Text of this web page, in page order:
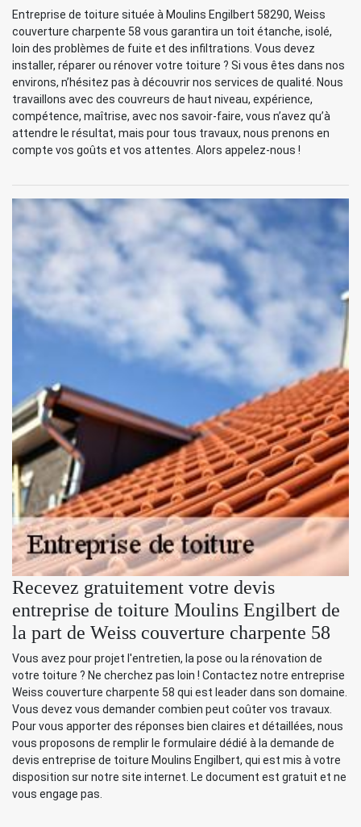
Entreprise de toiture située à Moulins Engilbert 58290, Weiss
couverture charpente 58 vous garantira un toit étanche, isolé,
loin des problèmes de fuite et des infiltrations. Vous devez
installer, réparer ou rénover votre toiture ? Si vous êtes dans nos
environs, n’hésitez pas à découvrir nos services de qualité. Nous
travaillons avec des couvreurs de haut niveau, expérience,
compétence, maîtrise, avec nos savoir-faire, vous n’avez qu’à
attendre le résultat, mais pour tous travaux, nous prenons en
compte vos goûts et vos attentes. Alors appelez-nous !
Recevez gratuitement votre devis
entreprise de toiture Moulins Engilbert de
la part de Weiss couverture charpente 58
Vous avez pour projet l'entretien, la pose ou la rénovation de
votre toiture ? Ne cherchez pas loin ! Contactez notre entreprise
Weiss couverture charpente 58 qui est leader dans son domaine.
Vous devez vous demander combien peut coûter vos travaux.
Pour vous apporter des réponses bien claires et détaillées, nous
vous proposons de remplir le formulaire dédié à la demande de
devis entreprise de toiture Moulins Engilbert, qui est mis à votre
disposition sur notre site internet. Le document est gratuit et ne
vous engage pas.